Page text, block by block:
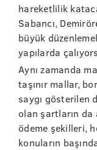
hareketlilik
Sabancı,
büyük
yapılarda
Aynı zamanda
taşınır mallar,
saygı gösterilen
olan şartların da
ödeme şekilleri,
konuların